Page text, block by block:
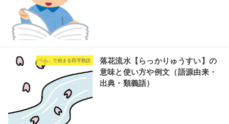
「ら」で始まる四字熟語
落花流水【らっかりゅうすい】の
意味と使い方や例文（語源由来・
出典・類義語）